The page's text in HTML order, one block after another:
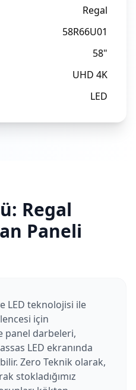
Regal
58R66U01
58"
UHD 4K
LED
Regal
Paneli
LED teknolojisi ile
için
panel darbeleri,
LED ekranında
Zero Teknik olarak,
stokladığımız